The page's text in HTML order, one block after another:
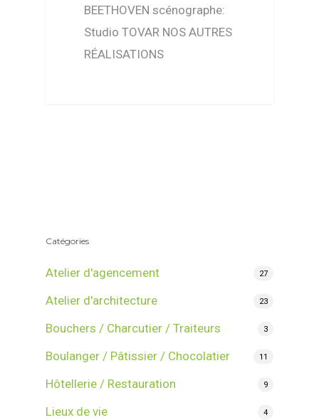
BEETHOVEN scénographe:
Studio TOVAR NOS AUTRES
RÉALISATIONS
Catégories
Atelier d'agencement 27
Atelier d'architecture 23
Bouchers / Charcutier / Traiteurs 3
Boulanger / Pâtissier / Chocolatier 11
Hôtellerie / Restauration 9
Lieux de vie 4